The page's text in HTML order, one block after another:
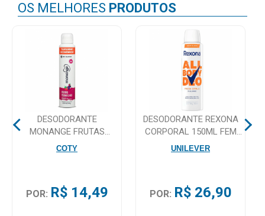
DEPARTAMENTOS
Mamãe
OS MELHORES PRODUTOS
DESODORANTE
MONANGE FRUTAS
VERMELHAS AEROSSOL
COTY
POR: R$ 14,49
DESODORANTE REXONA
CORPORAL 150ML FEM
CITR
UNILEVER
POR: R$ 26,90